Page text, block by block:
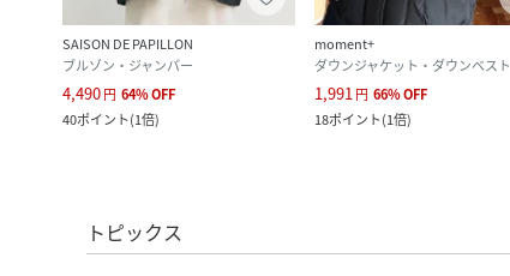
SAISON DE PAPILLON
ブルゾン・ジャンパー
4,490円 64%OFF
40ポイント(1倍)
moment+
ダウンジャケット・ダウンベスト
1,991円 66%OFF
18ポイント(1倍)
トピックス